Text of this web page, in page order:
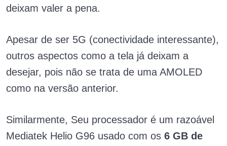
deixam valer a pena.
Apesar de ser 5G (conectividade interessante),
outros aspectos como a tela já deixam a
desejar, pois não se trata de uma AMOLED
como na versão anterior.
Similarmente, Seu processador é um razoável
Mediatek Helio G96 usado com os 6 GB de